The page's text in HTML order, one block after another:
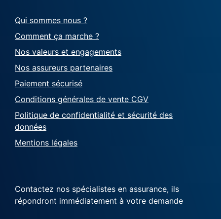
Qui sommes nous ?
Comment ça marche ?
Nos valeurs et engagements
Nos assureurs partenaires
Paiement sécurisé
Conditions générales de vente CGV
Politique de confidentialité et sécurité des
données
Mentions légales
Contactez nos spécialistes en assurance, ils
répondront immédiatement à votre demande